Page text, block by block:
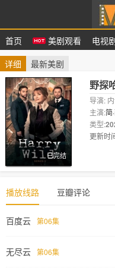
首页 美剧观看 电视
详细 最新美剧
已完结
野探
导演:
主演:简
类型:
更新时
播放线路 豆瓣评论
百度云 第06集
无尽云 第06集